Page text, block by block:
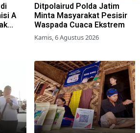
A
Ditpolairud Polda Jatim
Minta Masyarakat Pesisir
Waspada Cuaca Ekstrem
Kamis, 6 Agustus 2026